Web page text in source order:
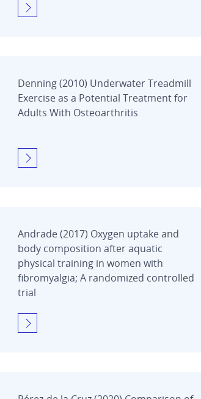
Denning (2010) Underwater Treadmill
Exercise as a Potential Treatment for
Adults With Osteoarthritis
Andrade (2017) Oxygen uptake and
body composition after aquatic
physical training in women with
fibromyalgia; A randomized controlled
trial